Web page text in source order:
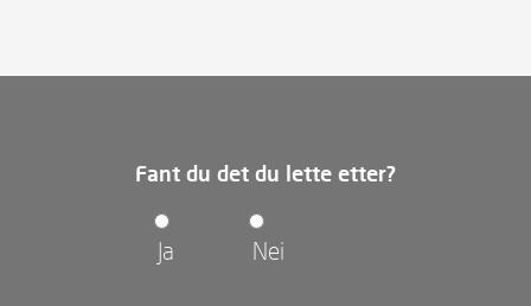
Fant du det du lette etter?
Ja Nei